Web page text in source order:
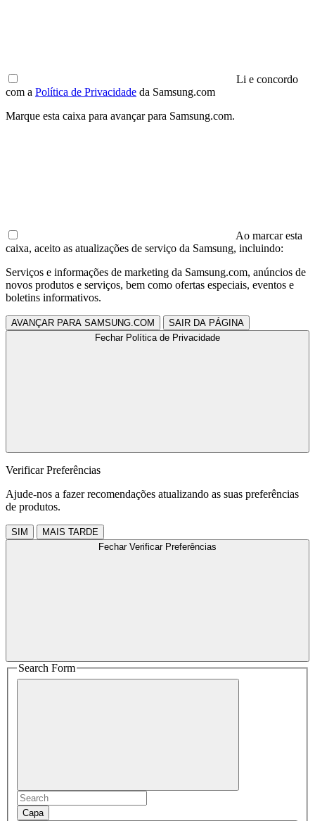
Li e concordo
com a Política de Privacidade da Samsung.com
Marque esta caixa para avançar para Samsung.com.
Ao marcar esta
caixa, aceito as atualizações de serviço da Samsung, incluindo:
Serviços e informações de marketing da Samsung.com, anúncios de
novos produtos e serviços, bem como ofertas especiais, eventos e
boletins informativos.
AVANÇAR PARA SAMSUNG.COM
SAIR DA PÁGINA
Fechar Política de Privacidade
Verificar Preferências
Ajude-nos a fazer recomendações atualizando as suas preferências
de produtos.
SIM
MAIS TARDE
Fechar Verificar Preferências
Search Form
Capa